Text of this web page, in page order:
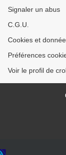
Signaler un abus
C.G.U.
Cookies et
Préférences
Voir le profil de